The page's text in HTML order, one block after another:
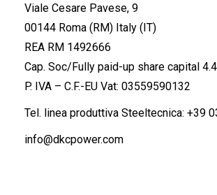
Viale Cesare Pavese, 9
00144 Roma (RM) Italy (IT)
REA RM 1492666
Cap. Soc/Fully paid-up share capital
P. IVA – C.F.-EU Vat: 03559590132
Tel. linea produttiva Steeltecnica: +39
info@dkcpower.com